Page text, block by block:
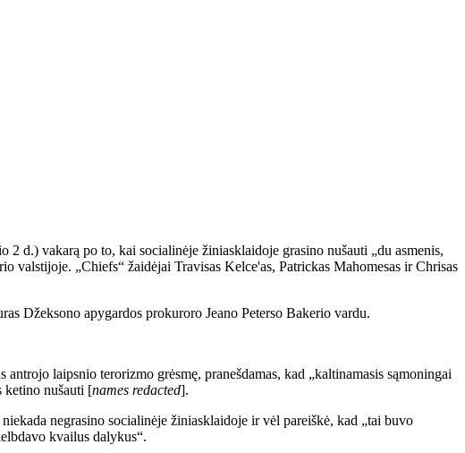
d.) vakarą po to, kai socialinėje žiniasklaidoje grasino nušauti „du asmenis,
„Chiefs“ žaidėjai Travisas Kelce'as, Patrickas Mahomesas ir Chrisas
Džeksono apygardos prokuroro Jeano Peterso Bakerio vardu.
laipsnio terorizmo grėsmę, pranešdamas, kad „kaltinamasis sąmoningai
ketino nušauti [names redacted].
negrasino socialinėje žiniasklaidoje ir vėl pareiškė, kad „tai buvo
kvailus dalykus“.